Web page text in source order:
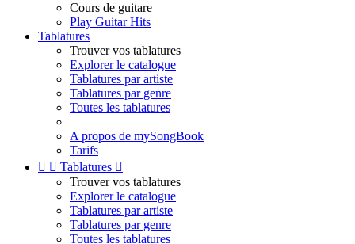
Cours de guitare
Play Guitar Hits
Tablatures
Trouver vos tablatures
Explorer le catalogue
Tablatures par artiste
Tablatures par genre
Toutes les tablatures
A propos de mySongBook
Tarifs
  Tablatures 
Trouver vos tablatures
Explorer le catalogue
Tablatures par artiste
Tablatures par genre
Toutes les tablatures